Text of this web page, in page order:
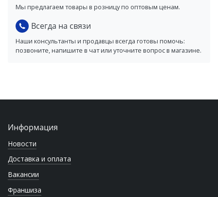
Мы предлагаем товары в розницу по оптовым ценам.
Всегда на связи
Наши консультанты и продавцы всегда готовы помочь:
позвоните, напишите в чат или уточните вопрос в магазине.
Информация
Новости
Доставка и оплата
Вакансии
Франшиза